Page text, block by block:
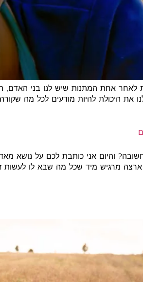
לאחר אחת המתנות שיש לנו בני האדם,
את היכולת להיות מודעים לכל מה
והיום אני כותבת לכם על נושא
מרגיש מיד שכל מה שבא לו לעשות